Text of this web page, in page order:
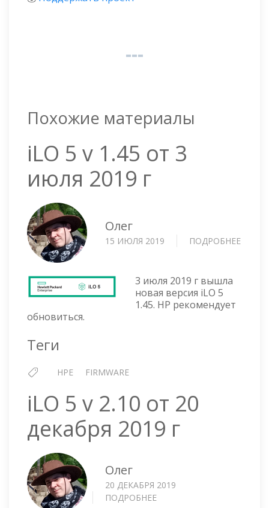
Похожие материалы
iLO 5 v 1.45 от 3
июля 2019 г
Олег
15 ИЮЛЯ 2019 ПОДРОБНЕЕ
3 июля 2019 г вышла
новая версия iLO 5
1.45. HP рекомендует
обновиться.
Теги
HPE FIRMWARE
iLO 5 v 2.10 от 20
декабря 2019 г
Олег
20 ДЕКАБРЯ 2019
ПОДРОБНЕЕ